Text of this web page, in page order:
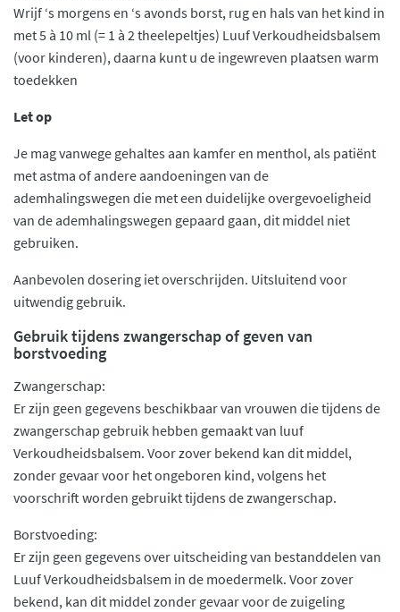
Wrijf ‘s morgens en ‘s avonds borst, rug en hals van het kind in
met 5 à 10 ml (= 1 à 2 theelepeltjes) Luuf Verkoudheidsbalsem
(voor kinderen), daarna kunt u de ingewreven plaatsen warm
toedekken
Let op
Je mag vanwege gehaltes aan kamfer en menthol, als patiënt
met astma of andere aandoeningen van de
ademhalingswegen die met een duidelijke overgevoeligheid
van de ademhalingswegen gepaard gaan, dit middel niet
gebruiken.
Aanbevolen dosering iet overschrijden. Uitsluitend voor
uitwendig gebruik.
Gebruik tijdens zwangerschap of geven van
borstvoeding
Zwangerschap:
Er zijn geen gegevens beschikbaar van vrouwen die tijdens de
zwangerschap gebruik hebben gemaakt van luuf
Verkoudheidsbalsem. Voor zover bekend kan dit middel,
zonder gevaar voor het ongeboren kind, volgens het
voorschrift worden gebruikt tijdens de zwangerschap.
Borstvoeding:
Er zijn geen gegevens over uitscheiding van bestanddelen van
Luuf Verkoudheidsbalsem in de moedermelk. Voor zover
bekend, kan dit middel zonder gevaar voor de zuigeling